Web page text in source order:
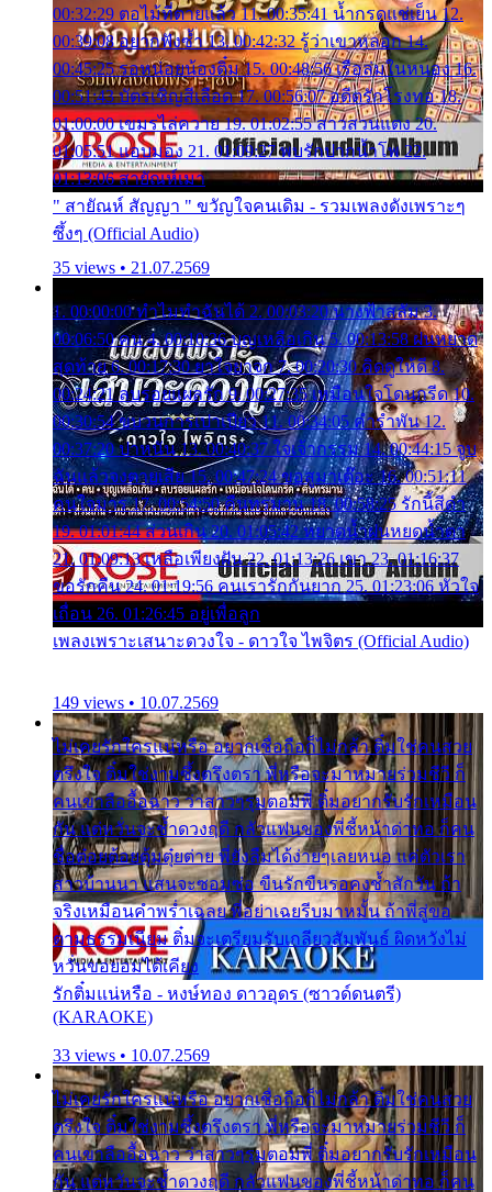
00:32:29 ตอไม้ที่ตายแล้ว 11. 00:35:41 น้ำกรดแช่เย็น 12.
00:39:08 อยากฟังซ้ำ 13. 00:42:32 รู้ว่าเขาหลอก 14.
00:45:25 รอหน่อยน้องติ๋ม 15. 00:48:56 เรือล่มในหนอง 16.
00:51:43 บัตรเชิญสีเลือด 17. 00:56:07 อดีตรักโรงทอ 18.
01:00:00 เขมรไล่ควาย 19. 01:02:55 สาวสวนแตง 20.
01:05:51 แอบมอง 21. 01:09:27 พบรักปากน้ำโพ 22.
01:13:06 สายัณห์เมา
" สายัณห์ สัญญา " ขวัญใจคนเดิม - รวมเพลงดังเพราะๆ
ซึ้งๆ (Official Audio)
35 views • 21.07.2569
1. 00:00:00 ทำไมทำฉันได้ 2. 00:03:20 นางฟ้าสลัม 3.
00:06:50 คน 4. 00:10:36 บุญเหลือเกิน 5. 00:13:58 ฝนหยาด
สุดท้าย 6. 00:17:30 ยาใจยาจก 7. 00:20:30 คิดดูให้ดี 8.
00:24:21 ลบรอยแผลรัก 9. 00:27:35 เหมือนใจโดนกรีด 10.
00:30:54 ขบวนการเปาเปียว 11. 00:34:05 คำรำพัน 12.
00:37:20 ปาหนัน 13. 00:40:37 ใจเจ้ากรรม 14. 00:44:15 จูบ
ฉันแล้วจงตายเสีย 15. 00:47:24 ขอสูมาเต๊อะ 16. 00:51:11
คนใจมาร 17. 00:54:50 คืนทรมาน 18. 00:58:25 รักนี้สีดำ
19. 01:01:44 ส่วนเกิน 20. 01:05:42 หยาดน้ำฝนหยดน้ำตา
21. 01:09:13 เหลือเพียงฝัน 22. 01:13:26 เขา 23. 01:16:37
ขอรักคืน 24. 01:19:56 คนเรารักกันยาก 25. 01:23:06 หัวใจ
เถื่อน 26. 01:26:45 อยู่เพื่อลูก
เพลงเพราะเสนาะดวงใจ - ดาวใจ ไพจิตร (Official Audio)
149 views • 10.07.2569
ไม่เคยรักใครแน่หรือ อยากเชื่อถือก็ไม่กล้า ติ๋มใช่คนสวย
ตรึงใจ ติ๋มใช่งามซึ้งตรึงตรา พี่หรือจะมาหมายร่วมชีวี ก็
คนเขาลืออื้อฉาว ว่าสาวๆรุมตอมพี่ ติ๋มอยากรับรักเหมือน
กัน แต่หวั่นจะช้ำดวงฤดี กลัวแฟนของพี่ชี้หน้าด่าทอ ก็คน
ชื่อต๋อยต้อยตุ้มตุ๋ยต่าย พี่ยังลืมได้ง่ายๆเลยหนอ แค่ตัวเรา
สาวบ้านนา แสนจะซอมซ่อ ขืนรักขืนรอคงช้ำสักวัน ถ้า
จริงเหมือนคำพร่ำเฉลย พี่อย่าเฉยรีบมาหมั้น ถ้าพี่สู่ขอ
ตามธรรมเนียม ติ๋มจะเตรียมรับเกลียวสัมพันธ์ ผิดหวังไม่
หวั่นขอยอมได้เคียง
รักติ๋มแน่หรือ - หงษ์ทอง ดาวอุดร (ซาวด์ดนตรี)
(KARAOKE)
33 views • 10.07.2569
ไม่เคยรักใครแน่หรือ อยากเชื่อถือก็ไม่กล้า ติ๋มใช่คนสวย
ตรึงใจ ติ๋มใช่งามซึ้งตรึงตรา พี่หรือจะมาหมายร่วมชีวี ก็
คนเขาลืออื้อฉาว ว่าสาวๆรุมตอมพี่ ติ๋มอยากรับรักเหมือน
กัน แต่หวั่นจะช้ำดวงฤดี กลัวแฟนของพี่ชี้หน้าด่าทอ ก็คน